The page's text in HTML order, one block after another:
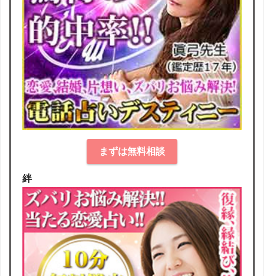
まずは無料相談
絆